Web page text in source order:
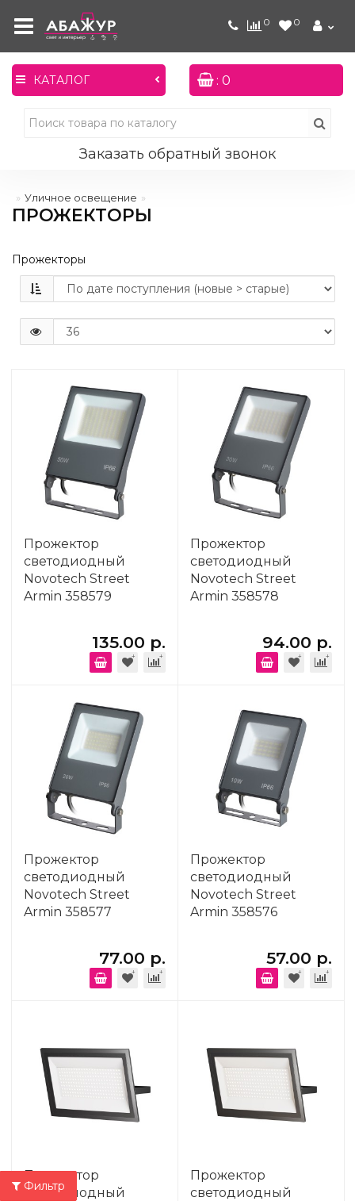
0 0
КАТАЛОГ : 0
Заказать обратный звонок
Уличное освещение
ПРОЖЕКТОРЫ
Прожекторы
Прожектор
светодиодный
Novotech Street
Armin 358579
135.00 р.
Прожектор
светодиодный
Novotech Street
Armin 358578
94.00 р.
Прожектор
светодиодный
Novotech Street
Armin 358577
77.00 р.
Прожектор
светодиодный
Novotech Street
Armin 358576
57.00 р.
Прожектор
светодиодный
Прожектор
светодиодный
Фильтр